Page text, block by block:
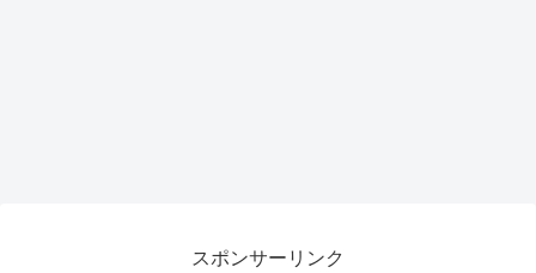
スポンサーリンク